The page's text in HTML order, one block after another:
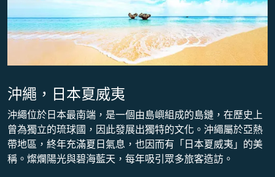
沖繩，日本夏威夷
沖繩位於日本最南端，是一個由島嶼組成的島鏈，在歷史上
曾為獨立的琉球國，因此發展出獨特的文化。沖繩屬於亞熱
帶地區，終年充滿夏日氣息，也因而有「日本夏威夷」的美
稱。燦爛陽光與碧海藍天，每年吸引眾多旅客造訪。